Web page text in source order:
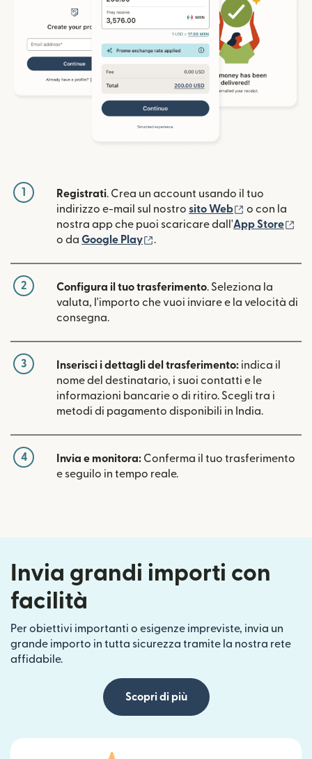
1 Registrati. Crea un account usando il tuo
indirizzo e-mail sul nostro sito Web (si apre in
o con la
nostra app che puoi scaricare dall'App Store
o da Google Play (si apre in una nuova finestra)
.
2 Configura il tuo trasferimento. Seleziona la
valuta, l'importo che vuoi inviare e la velocità di
consegna.
3 Inserisci i dettagli del trasferimento: indica il
nome del destinatario, i suoi contatti e le
informazioni bancarie o di ritiro. Scegli tra i
metodi di pagamento disponibili in India.
4 Invia e monitora: Conferma il tuo trasferimento
e seguilo in tempo reale.
Invia grandi importi con
facilità
Per obiettivi importanti o esigenze impreviste, invia un
grande importo in tutta sicurezza tramite la nostra rete
affidabile.
Scopri di più